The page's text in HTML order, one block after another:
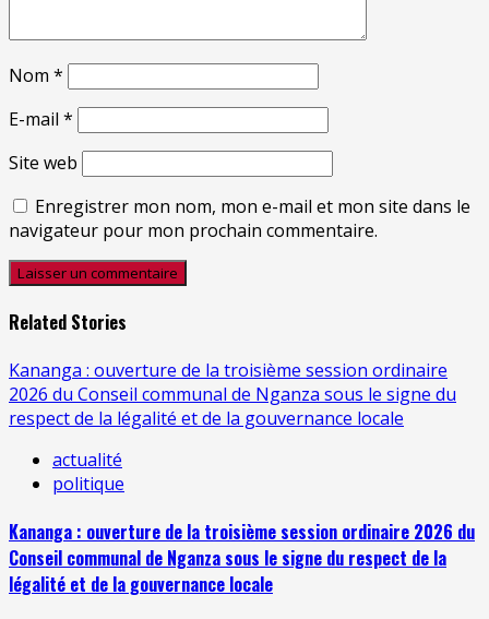
Nom *
E-mail *
Site web
Enregistrer mon nom, mon e-mail et mon site dans le
navigateur pour mon prochain commentaire.
Related Stories
Kananga : ouverture de la troisième session ordinaire
2026 du Conseil communal de Nganza sous le signe du
respect de la légalité et de la gouvernance locale
actualité
politique
Kananga : ouverture de la troisième session ordinaire 2026 du
Conseil communal de Nganza sous le signe du respect de la
légalité et de la gouvernance locale